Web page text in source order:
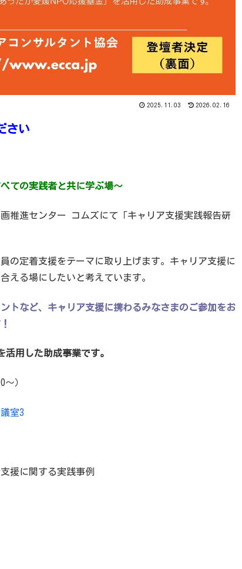
2025.11.03 2026.02.16
さい
ての実践者と共に学ぶ場〜
推進センター コムズにて「キャリア支援実践報告研
の定着支援をテーマに取り上げます。キャリア支援に
える場にしたいと考えています。
トなど、キャリア支援に携わるみなさまのご参加をお
活用した助成事業です。
）
室3
援に関する実践事例